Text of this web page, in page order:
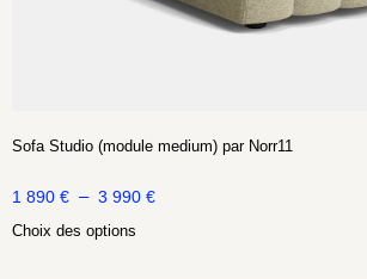
Sofa Studio (module medium) par Norr11
1 890 € – 3 990 €
Choix des options